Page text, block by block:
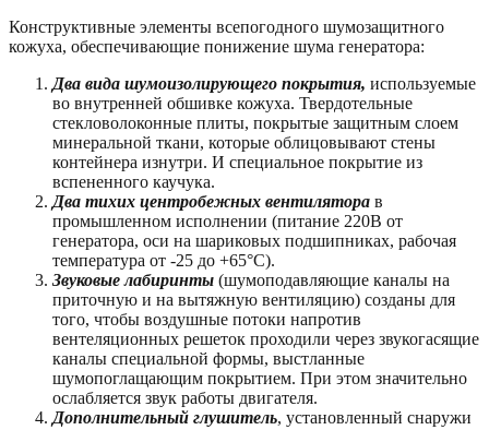
Конструктивные элементы всепогодного шумозащитного
кожуха, обеспечивающие понижение шума генератора:
Два вида шумоизолирующего покрытия, используемые
во внутренней обшивке кожуха. Твердотельные
стекловолоконные плиты, покрытые защитным слоем
минеральной ткани, которые облицовывают стены
контейнера изнутри. И специальное покрытие из
вспененного каучука.
Два тихих центробежных вентилятора в
промышленном исполнении (питание 220В от
генератора, оси на шариковых подшипниках, рабочая
температура от -25 до +65°C).
Звуковые лабиринты (шумоподавляющие каналы на
приточную и на вытяжную вентиляцию) созданы для
того, чтобы воздушные потоки напротив
вентеляционных решеток проходили через звукогасящие
каналы специальной формы, выстланные
шумопоглащающим покрытием. При этом значительно
ослабляется звук работы двигателя.
Дополнительный глушитель, установленный снаружи